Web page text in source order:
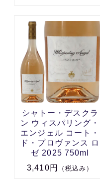
シャトー・デスクラ
ン ウィスパリング・
エンジェル コート・
ド・プロヴァンス ロ
ゼ 2025 750ml
3,410円
（税込み）